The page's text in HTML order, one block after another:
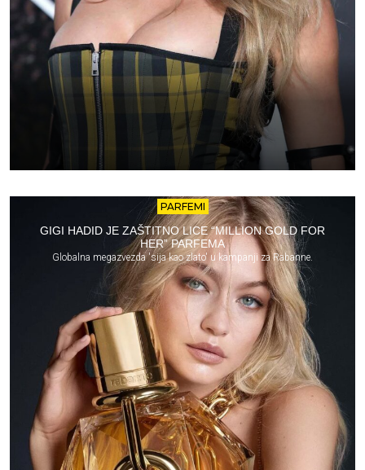
PARFEMI
GIGI HADID JE ZAŠTITNO LICE “MILLION GOLD FOR
HER” PARFEMA
Globalna megazvezda 'sija kao zlato' u kampanji za Rabanne.